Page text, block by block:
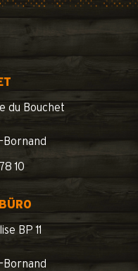
du Bouchet
10
BP 11